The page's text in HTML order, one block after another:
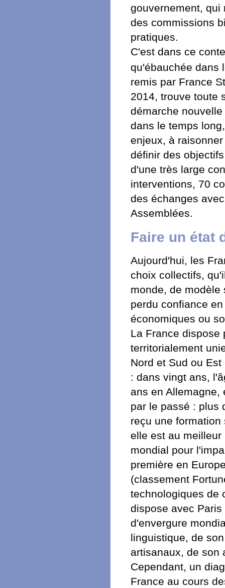
gouvernement, qui
des commissions
pratiques.
C'est dans ce
qu'ébauchée dans
remis par France
2014, trouve toute
démarche
dans le temps
enjeux, à
définir des
d'une très large
interventions, 70
des échanges
Assemblées.
Faire un état
Aujourd'hui, les
choix collectifs,
monde, de
perdu confiance
économiques ou
La France dispose
territorialement
Nord et Sud ou
: dans vingt ans,
ans en Allemagne,
par le passé : plus
reçu une
elle est au
mondial pour
première en
(classement
technologiques de
dispose avec
d'envergure
linguistique, de
artisanaux, de son
Cependant, un
France au cours